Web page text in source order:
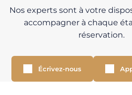
Nos experts sont à votre
accompagner à chaque
réservation.
Écrivez-nous